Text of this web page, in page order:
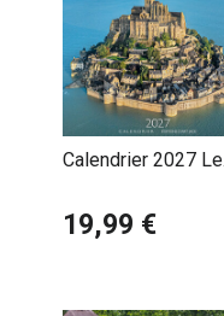
Calendrier 2027 Le
19,99 €